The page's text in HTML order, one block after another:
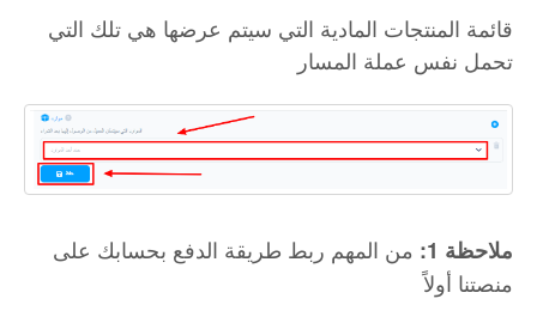
قائمة المنتجات المادية التي سيتم عرضها هي تلك التي
تحمل نفس عملة المسار
ملاحظة 1:
من المهم ربط طريقة الدفع بحسابك على
منصتنا أولاً